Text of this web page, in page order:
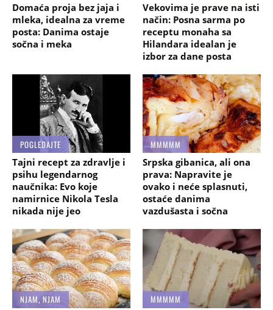
Domaća proja bez jaja i
mleka, idealna za vreme
posta: Danima ostaje
sočna i meka
Vekovima je prave na isti
način: Posna sarma po
receptu monaha sa
Hilandara idealan je
izbor za dane posta
POGLEDAJTE
Tajni recept za zdravlje i
psihu legendarnog
naučnika: Evo koje
namirnice Nikola Tesla
nikada nije jeo
MMMMM
Srpska gibanica, ali ona
prava: Napravite je
ovako i neće splasnuti,
ostaće danima
vazdušasta i sočna
NJAM, NJAM MMMMM